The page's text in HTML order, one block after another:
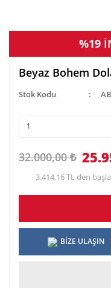
%19
Beyaz Bohem
Stok Kodu
32.000,00 ₺
3.414,16 TL den
BİZE ULAŞIN